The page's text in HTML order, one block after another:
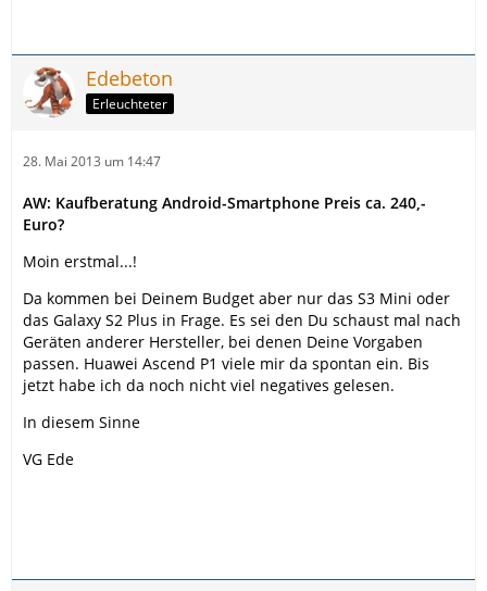
Edebeton
Erleuchteter
28. Mai 2013 um 14:47
AW: Kaufberatung Android-Smartphone Preis ca. 240,-
Euro?
Moin erstmal...!
Da kommen bei Deinem Budget aber nur das S3 Mini oder
das Galaxy S2 Plus in Frage. Es sei den Du schaust mal nach
Geräten anderer Hersteller, bei denen Deine Vorgaben
passen. Huawei Ascend P1 viele mir da spontan ein. Bis
jetzt habe ich da noch nicht viel negatives gelesen.
In diesem Sinne
VG Ede